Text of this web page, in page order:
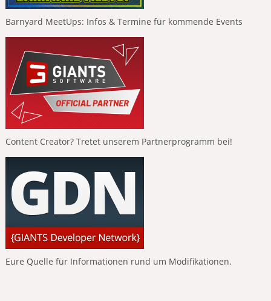
Barnyard MeetUps: Infos & Termine für kommende Events
Content Creator? Tretet unserem Partnerprogramm bei!
Eure Quelle für Informationen rund um Modifikationen.